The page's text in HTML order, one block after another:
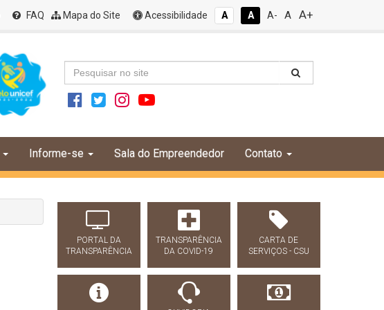
FAQ Mapa do Site Acessibilidade A A A- A A+
Informe-se Sala do Empreendedor Contato
PORTAL DA
TRANSPARÊNCIA
TRANSPARÊNCIA
DA COVID-19
CARTA DE
SERVIÇOS - CSU